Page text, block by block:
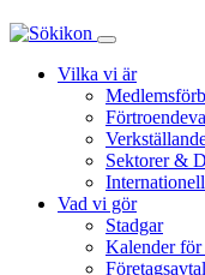
Vilka vi är
Sektorer &
Vad vi gör
Stadgar
Kalender för
Företagsavtal